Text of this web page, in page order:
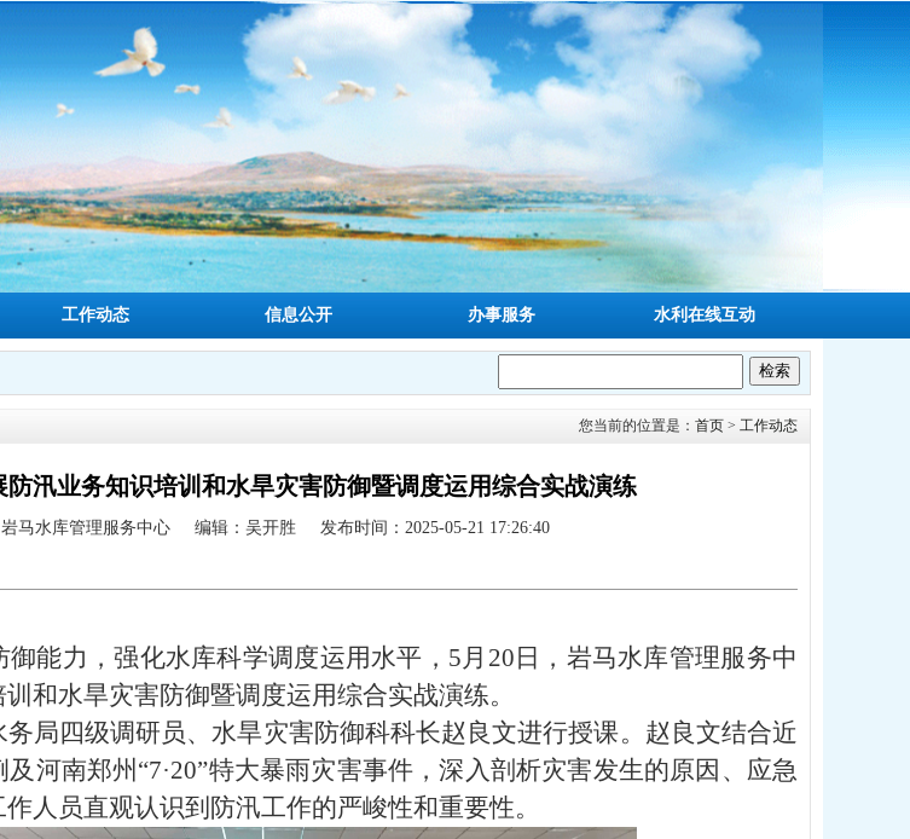
工作动态 信息公开 办事服务 水利在线互动
您当前的位置是： 首页 > 工作动态
防汛业务知识培训和水旱灾害防御暨调度运用综合实战演练
马水库管理服务中心 编辑：吴开胜 发布时间：2025-05-21 17:26:40
能力，强化水库科学调度运用水平，5月20日，岩马水库管理服务中
和水旱灾害防御暨调度运用综合实战演练。
局四级调研员、水旱灾害防御科科长赵良文进行授课。赵良文结合近
河南郑州“7·20”特大暴雨灾害事件，深入剖析灾害发生的原因、应急
人员直观认识到防汛工作的严峻性和重要性。